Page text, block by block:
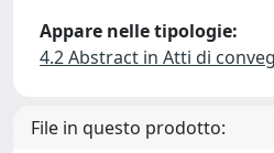
Appare nelle tipologie:
4.2 Abstract in Atti di
File in questo prodotto: